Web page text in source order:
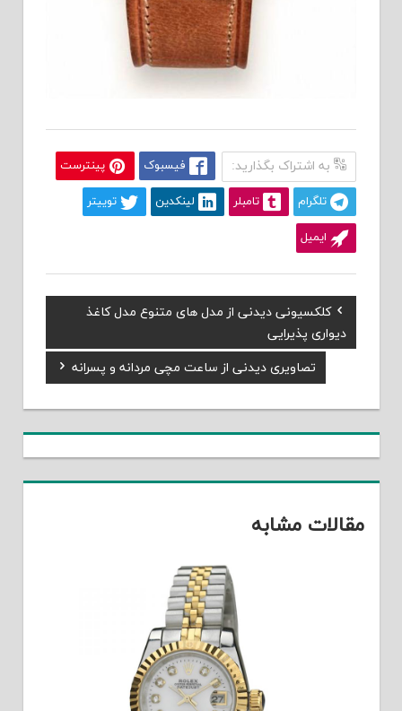
به اشتراک بگذارید: فیسبوک پینترست
تلگرام تامبلر لینکدین توییتر
ایمیل
راهبری
نوشته
Previous
Post:
کلکسیونی دیدنی از مدل های متنوع مدل کاغذ
دیواری پذیرایی
Next
Post:
تصاویری دیدنی از ساعت مچی مردانه و پسرانه
مقالات مشابه